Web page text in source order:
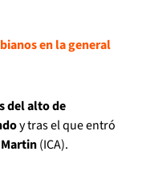
en la general
del alto de
y tras el que entró
(ICA).